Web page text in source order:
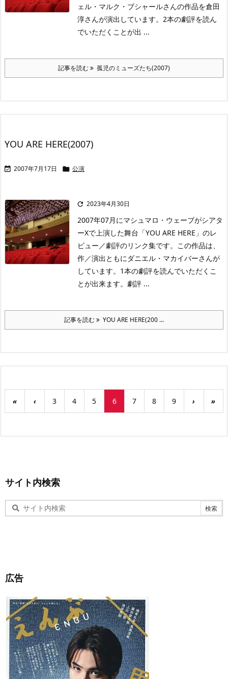
ェル・マルク・ブシャールさんの作品を倉田
淳さんが演出しています。2本の劇評を読ん
でいただくことが出 ...
記事を読む 孤児のミューズたち(2007)
YOU ARE HERE(2007)
 2007年7月17日  公演
 2023年4月30日
2007年07月にマシュマロ・ウェーブがシアタ
ーXで上演した舞台「YOU ARE HERE」のレ
ビュー／劇評のリンク集です。この作品は、
作／演出ともにダニエル・マカイバーさんが
しています。1本の劇評を読んでいただくこ
とが出来ます。劇評 ...
記事を読む YOU ARE HERE(200 ...
« ‹ 3 4 5 6 7 8 9 › »
サイト内検索
広告